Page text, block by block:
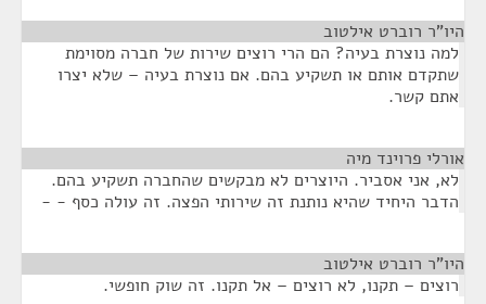
היו"ר רוברט אילטוב
למה נוצרת בעיה? הם הרי רוצים שירות של חברה מסוימת
שתקדם אותם או תשקיע בהם. אם נוצרת בעיה – שלא יצרו
אתם קשר.
אורלי פרוינד מיה
לא, אני אסביר. היוצרים לא מבקשים שהחברה תשקיע בהם.
הדבר היחיד שהיא נותנת זה שירותי הפצה. זה עולה כסף - -
היו"ר רוברט אילטוב
רוצים – תקנו, לא רוצים – אל תקנו. זה שוק חופשי.